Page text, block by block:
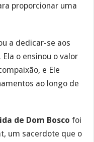
proporcionar uma
a dedicar-se aos
o ensinou o valor
e Ele
ao longo de
de Dom Bosco foi
um sacerdote que o